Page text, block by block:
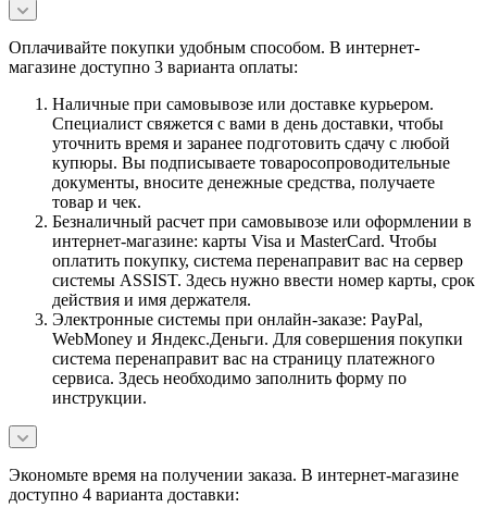
Оплачивайте покупки удобным способом. В интернет-
магазине доступно 3 варианта оплаты:
Наличные при самовывозе или доставке курьером.
Специалист свяжется с вами в день доставки, чтобы
уточнить время и заранее подготовить сдачу с любой
купюры. Вы подписываете товаросопроводительные
документы, вносите денежные средства, получаете
товар и чек.
Безналичный расчет при самовывозе или оформлении в
интернет-магазине: карты Visa и MasterCard. Чтобы
оплатить покупку, система перенаправит вас на сервер
системы ASSIST. Здесь нужно ввести номер карты, срок
действия и имя держателя.
Электронные системы при онлайн-заказе: PayPal,
WebMoney и Яндекс.Деньги. Для совершения покупки
система перенаправит вас на страницу платежного
сервиса. Здесь необходимо заполнить форму по
инструкции.
Экономьте время на получении заказа. В интернет-магазине
доступно 4 варианта доставки: